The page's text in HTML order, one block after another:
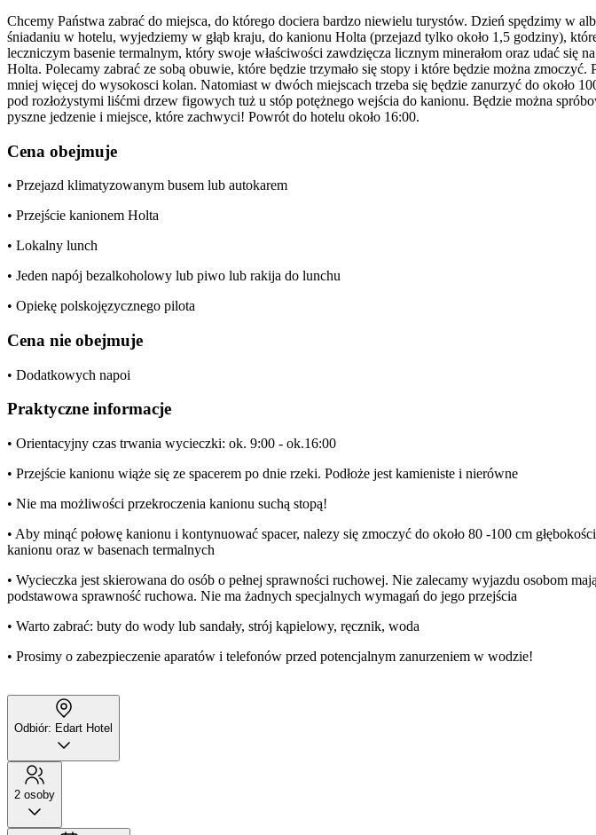
Chcemy Państwa zabrać do miejsca, do którego dociera bardzo niewielu turystów. Dzień spędzimy w
śniadaniu w hotelu, wyjedziemy w głąb kraju, do kanionu Holta (przejazd tylko około 1,5 godziny),
leczniczym basenie termalnym, który swoje właściwości zawdzięcza licznym minerałom oraz udać
Holta. Polecamy zabrać ze sobą obuwie, które będzie trzymało się stopy i które będzie można
mniej więcej do wysokosci kolan. Natomiast w dwóch miejscach trzeba się będzie zanurzyć do około
pod rozłożystymi liśćmi drzew figowych tuż u stóp potężnego wejścia do kanionu. Będzie można
pyszne jedzenie i miejsce, które zachwyci! Powrót do hotelu około 16:00.
Cena obejmuje
• Przejazd klimatyzowanym busem lub autokarem
• Przejście kanionem Holta
• Lokalny lunch
• Jeden napój bezalkoholowy lub piwo lub rakija do lunchu
• Opiekę polskojęzycznego pilota
Cena nie obejmuje
• Dodatkowych napoi
Praktyczne informacje
• Orientacyjny czas trwania wycieczki: ok. 9:00 - ok.16:00
• Przejście kanionu wiąże się ze spacerem po dnie rzeki. Podłoże jest kamieniste i nierówne
• Nie ma możliwości przekroczenia kanionu suchą stopą!
• Aby minąć połowę kanionu i kontynuować spacer, nalezy się zmoczyć do około 80 -100 cm
kanionu oraz w basenach termalnych
• Wycieczka jest skierowana do osób o pełnej sprawności ruchowej. Nie zalecamy wyjazdu osobom
podstawowa sprawność ruchowa. Nie ma żadnych specjalnych wymagań do jego przejścia
• Warto zabrać: buty do wody lub sandały, strój kąpielowy, ręcznik, woda
• Prosimy o zabezpieczenie aparatów i telefonów przed potencjalnym zanurzeniem w wodzie!
Odbiór: Edart Hotel
2 osoby